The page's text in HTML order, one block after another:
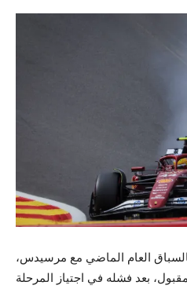
العام الماضي مع مرسيدس،
بعد فشله في اجتياز المرحلة